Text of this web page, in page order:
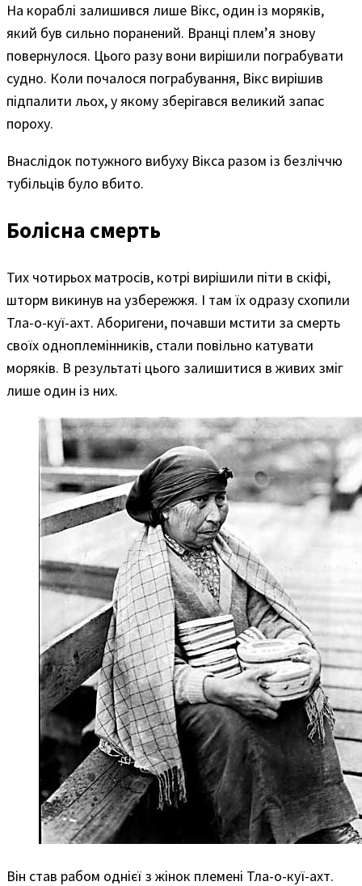
На кораблі залишився лише Вікс, один із моряків,
який був сильно поранений. Вранці плем’я знову
повернулося. Цього разу вони вирішили пограбувати
судно. Коли почалося пограбування, Вікс вирішив
підпалити льох, у якому зберігався великий запас
пороху.
Внаслідок потужного вибуху Вікса разом із безліччю
тубільців було вбито.
Болісна смерть
Тих чотирьох матросів, котрі вирішили піти в скіфі,
шторм викинув на узбережжя. І там їх одразу схопили
Тла-о-куї-ахт. Аборигени, почавши мстити за смерть
своїх одноплемінників, стали повільно катувати
моряків. В результаті цього залишитися в живих зміг
лише один із них.
Він став рабом однієї з жінок племені Тла-о-куї-ахт.